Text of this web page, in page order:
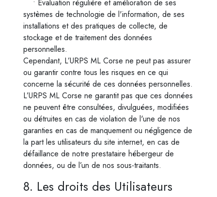
• Évaluation régulière et amélioration de ses
systèmes de technologie de l'information, de ses
installations et des pratiques de collecte, de
stockage et de traitement des données
personnelles.
Cependant, L’URPS ML Corse ne peut pas assurer
ou garantir contre tous les risques en ce qui
concerne la sécurité de ces données personnelles.
L’URPS ML Corse ne garantit pas que ces données
ne peuvent être consultées, divulguées, modifiées
ou détruites en cas de violation de l'une de nos
garanties en cas de manquement ou négligence de
la part les utilisateurs du site internet, en cas de
défaillance de notre prestataire hébergeur de
données, ou de l’un de nos sous-traitants.
8. Les droits des Utilisateurs